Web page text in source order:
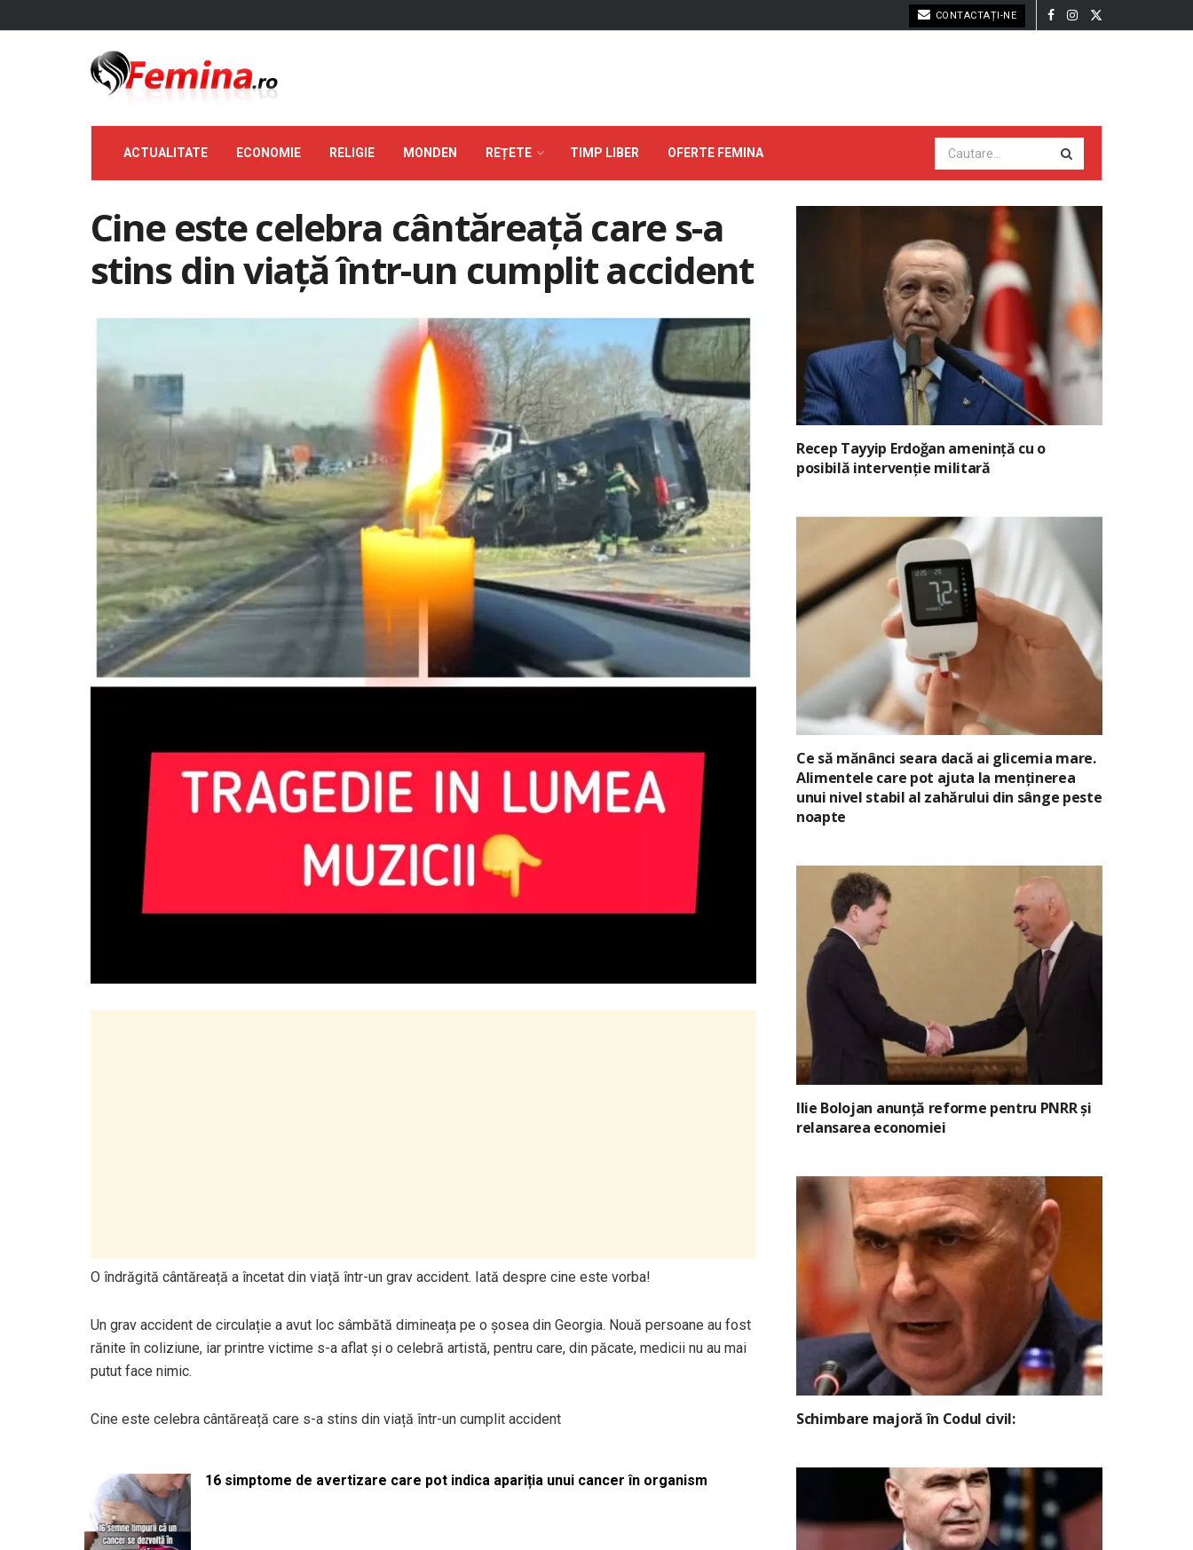
CONTACTAȚI-NE
ACTUALITATE ECONOMIE RELIGIE MONDEN REȚETE TIMP LIBER OFERTE FEMINA
Cine este celebra cântăreață care s-a
stins din viață într-un cumplit accident
O îndrăgită cântăreață a încetat din viață într-un grav accident. Iată despre cine este vorba!
Un grav accident de circulație a avut loc sâmbătă dimineața pe o șosea din Georgia. Nouă persoane au fost
rănite în coliziune, iar printre victime s-a aflat și o celebră artistă, pentru care, din păcate, medicii nu au mai
putut face nimic.
Cine este celebra cântăreață care s-a stins din viață într-un cumplit accident
16 simptome de avertizare care pot indica apariția unui cancer în organism
Recep Tayyip Erdoğan amenință cu o
posibilă intervenție militară
Ce să mănânci seara dacă ai glicemia mare.
Alimentele care pot ajuta la menținerea
unui nivel stabil al zahărului din sânge peste
noapte
Ilie Bolojan anunță reforme pentru PNRR și
relansarea economiei
Schimbare majoră în Codul civil: